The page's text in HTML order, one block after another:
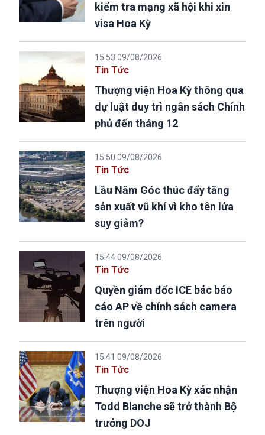
kiểm tra mạng xã hội khi xin
visa Hoa Kỳ
15:53 09/08/2026
Tin Tức
Thượng viện Hoa Kỳ thông qua
dự luật duy trì ngân sách Chính
phủ đến tháng 12
15:50 09/08/2026
Tin Tức
Lầu Năm Góc thúc đẩy tăng
sản xuất vũ khí vì kho tên lửa
suy giảm?
15:44 09/08/2026
Tin Tức
Quyền giám đốc ICE bác báo
cáo AP về chính sách camera
trên người
15:41 09/08/2026
Tin Tức
Thượng viện Hoa Kỳ xác nhận
Todd Blanche sẽ trở thành Bộ
trưởng DOJ